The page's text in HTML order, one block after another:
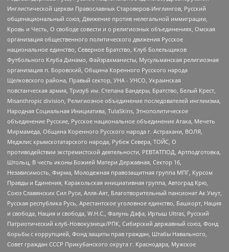
Инглистической церкви Православных Староверов-Инглингов, Русский
общенациональный союз, Движение против нелегальной иммиграции,
Кровь и Честь, О свободе совести и о религиозных объединениях, Омская
организация общественного политического движения Русское
национальное единство, Северное Братство, Клуб Болельщиков
Футбольного Клуба Динамо, Файзрахманисты, Мусульманская религиозная
организация п. Боровский, Община Коренного Русского народа
Щелковского района, Правый сектор, УНА - УНСО, Украинская
повстанческая армия, Тризуб им. Степана Бандеры, Братство, Белый Крест,
Misanthropic division, Религиозное объединение последователей инглиизма,
Народная Социальная Инициатива, TulaSkins, Этнополитическое
объединение Русские, Русское национальное объединение Атака, Мечеть
Мирмамеда, Община Коренного Русского народа г. Астрахани, ВОЛЯ,
Меджлис крымскотатарского народа, Рубеж Севера, ТОЙС, О
противодействии экстремистской деятельности, РЕВТАТПОД, Артподготовка,
Штольц, В честь иконы Божией Матери Державная, Сектор 16,
Независимость, Фирма, Молодежная правозащитная группа МПГ, Курсом
Правды и Единения, Каракольская инициативная группа, Автоград Крю,
Союз Славянских Сил Руси, Алля-Аят, Благотворительный пансионат Ак Умут,
Русская республика Русь, Арестантское уголовное единство, Башкорт, Нация
и свобода, Нация и свобода, W.H.С., Фалунь Дафа, Иртыш Ultras, Русский
Патриотический клуб-Новокузнецк/РПК, Сибирский державный союз, Фонд
борьбы с коррупцией, Фонд защиты прав граждан, Штабы Навального,
Совет граждан СССР Прикубанского округа г. Краснодара, Мужское